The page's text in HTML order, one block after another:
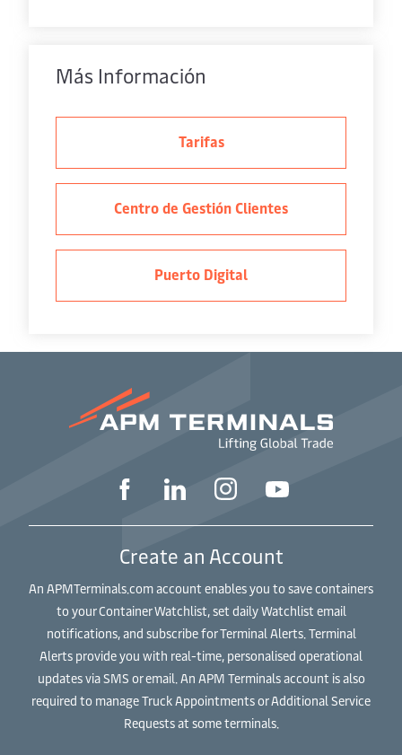
Más Información
Tarifas
Centro de Gestión Clientes
Puerto Digital
Create an Account
An APMTerminals.com account enables you to save containers
to your Container Watchlist, set daily Watchlist email
notifications, and subscribe for Terminal Alerts. Terminal
Alerts provide you with real-time, personalised operational
updates via SMS or email. An APM Terminals account is also
required to manage Truck Appointments or Additional Service
Requests at some terminals.